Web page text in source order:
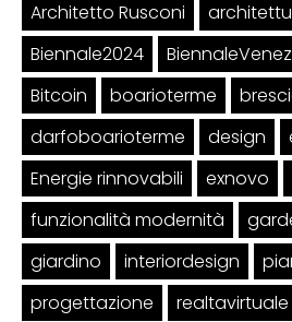
Architetto Rusconi
Biennale2024
Bitcoin
boarioterme
darfoboarioterme
design
Energie rinnovabili
exnovo
funzionalità modernità
giardino
interiordesign
progettazione
realtavirtuale